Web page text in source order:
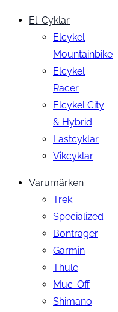
El-Cyklar
Elcykel
Mountainbike
Elcykel
Racer
Elcykel City
& Hybrid
Lastcyklar
Vikcyklar
Varumärken
Trek
Specialized
Bontrager
Garmin
Thule
Muc-Off
Shimano